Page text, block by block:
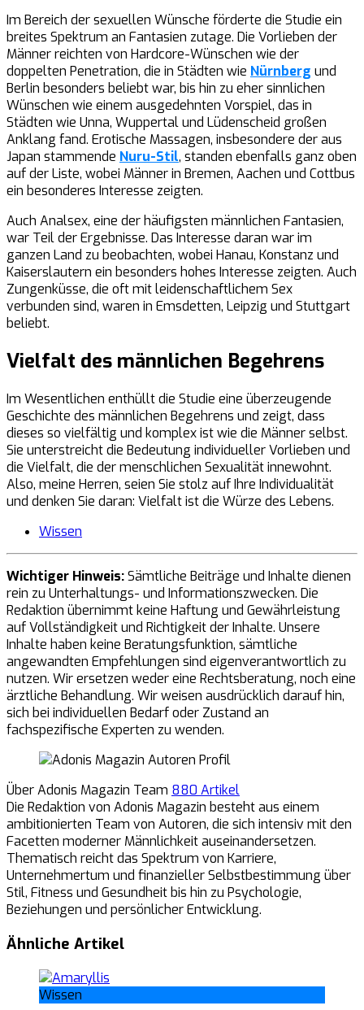
Im Bereich der sexuellen Wünsche förderte die Studie ein
breites Spektrum an Fantasien zutage. Die Vorlieben der
Männer reichten von Hardcore-Wünschen wie der
doppelten Penetration, die in Städten wie Nürnberg und
Berlin besonders beliebt war, bis hin zu eher sinnlichen
Wünschen wie einem ausgedehnten Vorspiel, das in
Städten wie Unna, Wuppertal und Lüdenscheid großen
Anklang fand. Erotische Massagen, insbesondere der aus
Japan stammende Nuru-Stil, standen ebenfalls ganz oben
auf der Liste, wobei Männer in Bremen, Aachen und Cottbus
ein besonderes Interesse zeigten.
Auch Analsex, eine der häufigsten männlichen Fantasien,
war Teil der Ergebnisse. Das Interesse daran war im
ganzen Land zu beobachten, wobei Hanau, Konstanz und
Kaiserslautern ein besonders hohes Interesse zeigten. Auch
Zungenküsse, die oft mit leidenschaftlichem Sex
verbunden sind, waren in Emsdetten, Leipzig und Stuttgart
beliebt.
Vielfalt des männlichen Begehrens
Im Wesentlichen enthüllt die Studie eine überzeugende
Geschichte des männlichen Begehrens und zeigt, dass
dieses so vielfältig und komplex ist wie die Männer selbst.
Sie unterstreicht die Bedeutung individueller Vorlieben und
die Vielfalt, die der menschlichen Sexualität innewohnt.
Also, meine Herren, seien Sie stolz auf Ihre Individualität
und denken Sie daran: Vielfalt ist die Würze des Lebens.
Wissen
Wichtiger Hinweis:Sämtliche Beiträge und Inhalte dienen
rein zu Unterhaltungs- und Informationszwecken. Die
Redaktion übernimmt keine Haftung und Gewährleistung
auf Vollständigkeit und Richtigkeit der Inhalte. Unsere
Inhalte haben keine Beratungsfunktion, sämtliche
angewandten Empfehlungen sind eigenverantwortlich zu
nutzen. Wir ersetzen weder eine Rechtsberatung, noch eine
ärztliche Behandlung. Wir weisen ausdrücklich darauf hin,
sich bei individuellen Bedarf oder Zustand an
fachspezifische Experten zu wenden.
Über Adonis Magazin Team 880 Artikel
Die Redaktion von Adonis Magazin besteht aus einem
ambitionierten Team von Autoren, die sich intensiv mit den
Facetten moderner Männlichkeit auseinandersetzen.
Thematisch reicht das Spektrum von Karriere,
Unternehmertum und finanzieller Selbstbestimmung über
Stil, Fitness und Gesundheit bis hin zu Psychologie,
Beziehungen und persönlicher Entwicklung.
Ähnliche Artikel
Wissen